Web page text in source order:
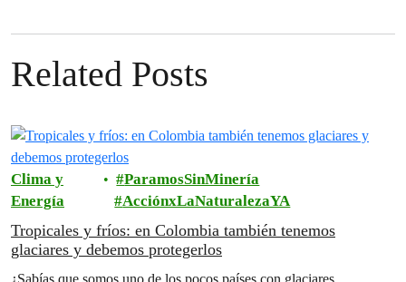
Related Posts
Clima y
Energía
ParamosSinMinería
AcciónxLaNaturalezaYA
Tropicales y fríos: en Colombia también tenemos
glaciares y debemos protegerlos